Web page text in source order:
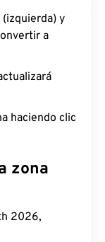
(izquierda) y
a
haciendo clic
zona
2026,